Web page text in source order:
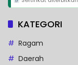
KATEGORI
Ragam
Daerah